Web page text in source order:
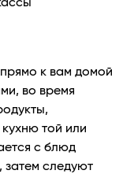
к вам домой
во время
той или
с блюд
затем следуют